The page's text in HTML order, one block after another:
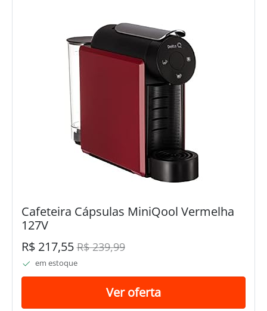
Cafeteira Cápsulas MiniQool Vermelha
127V
R$ 217,55R$ 239,99
em estoque
Ver oferta